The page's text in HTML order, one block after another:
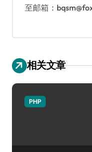
至邮箱：
相关文章
PHP